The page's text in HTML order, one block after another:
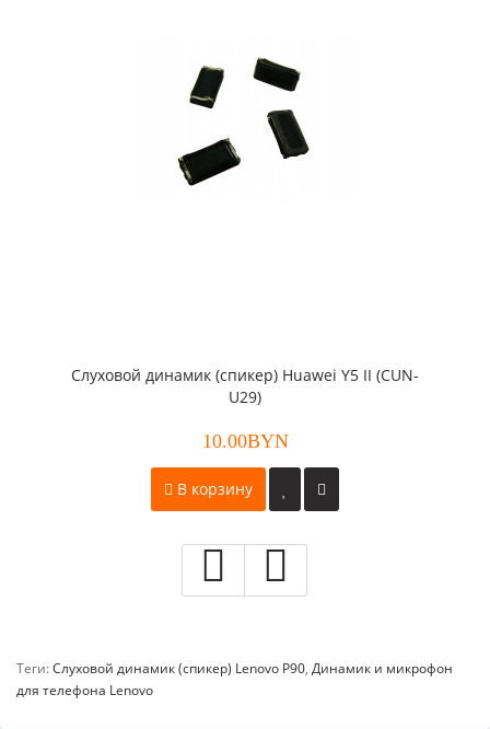
Слуховой динамик (спикер) Huawei Y5 II (CUN-
U29)
10.00BYN
В корзину
Теги:Слуховой динамик (спикер) Lenovo P90, Динамик и микрофон
для телефона Lenovo